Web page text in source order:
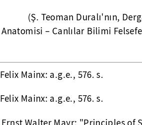
(Ş. Teoman Duralı'nın,
Anatomisi – Canlılar Bilimi
Felix Mainx: a.g.e., 576. s.
Felix Mainx: a.g.e., 576. s.